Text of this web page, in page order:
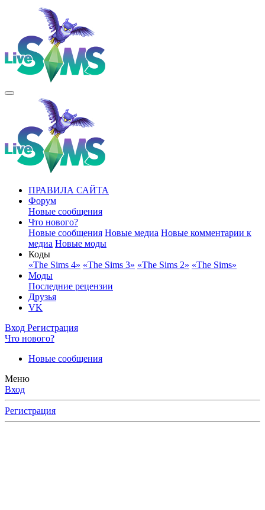
ПРАВИЛА САЙТА
Форум
Новые сообщения
Что нового?
Новые сообщения Новые медиа Новые комментарии к
медиа Новые моды
Коды
«The Sims 4» «The Sims 3» «The Sims 2» «The Sims»
Моды
Последние рецензии
Друзья
VK
Вход Регистрация
Что нового?
Новые сообщения
Меню
Вход
Регистрация